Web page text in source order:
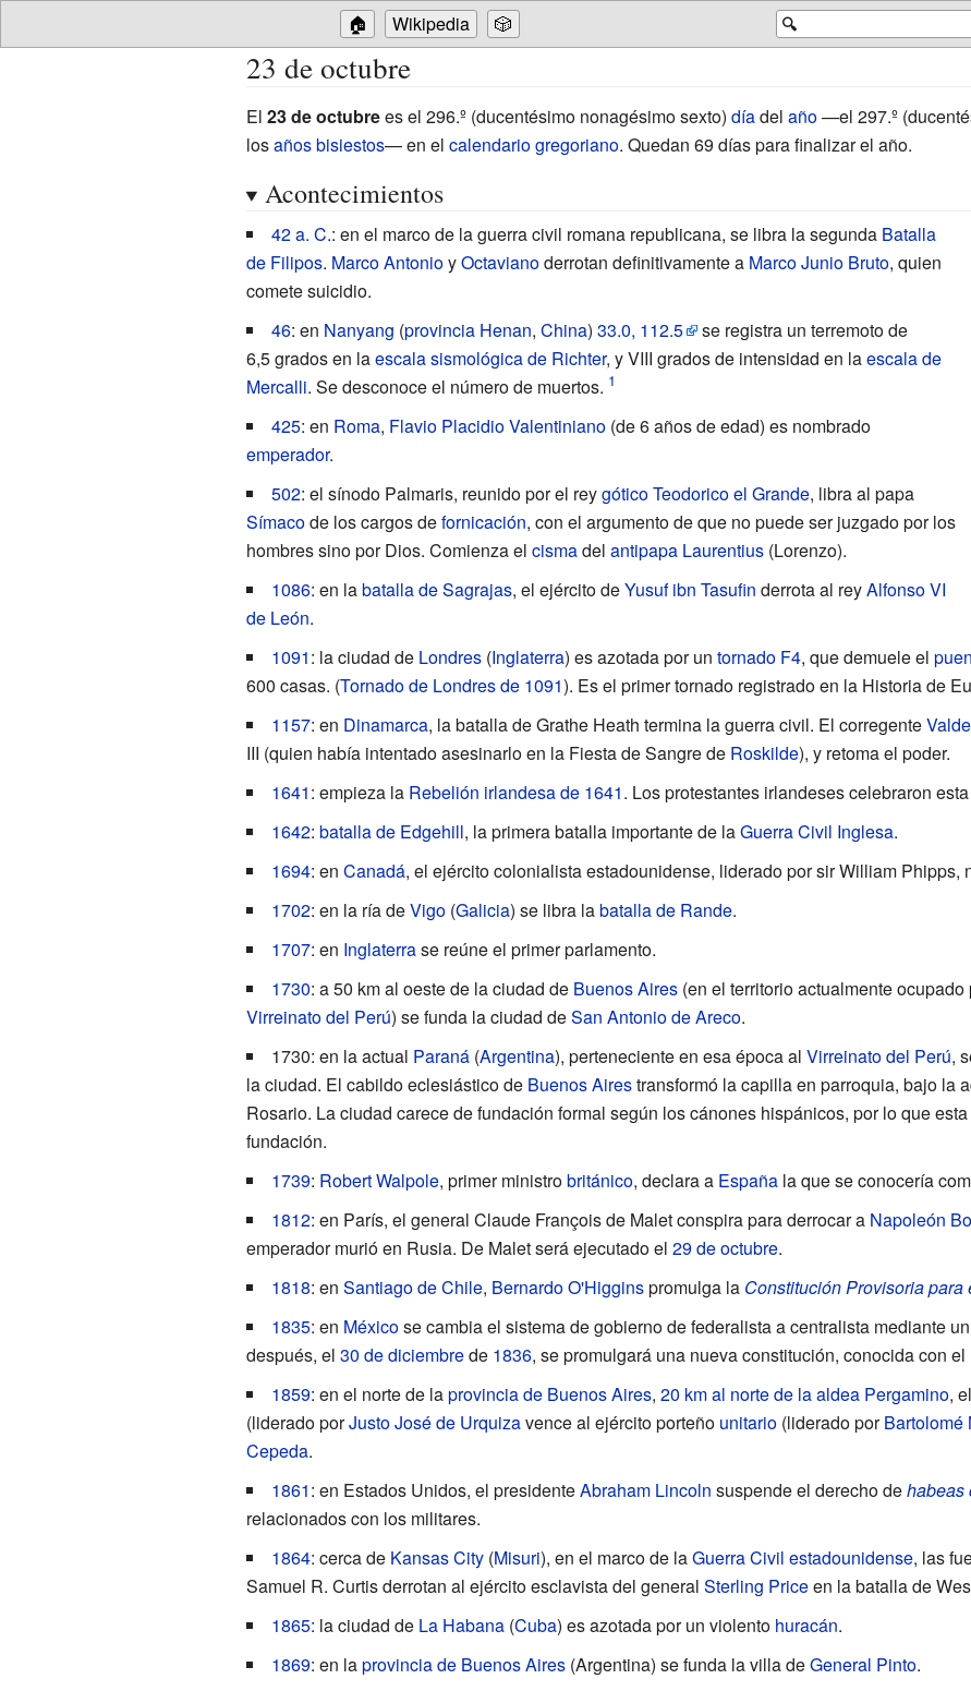
🔍
🏠 Wikipedia 🎲
23 de octubre
El 23 de octubrees el 296.º (ducentésimo nonagésimo sexto) díadel año—el 297.º
losaños bisiestos— en el calendario gregoriano. Quedan 69 días para finalizar el año.
Acontecimientos
42 a. C.: en el marco de la guerra civil romana republicana, se libra la segunda Batalla
de Filipos. Marco AntonioyOctavianoderrotan definitivamente a Marco Junio Bruto, quien
comete suicidio.
46: en Nanyang (provincia Henan, China) 33.0, 112.5 se registra un terremoto de
6,5grados en laescala sismológica de Richter, y VIII grados de intensidad en laescala de
Mercalli. Se desconoce el número de muertos.
425: en Roma, Flavio Placidio Valentiniano(de 6 años de edad) es nombrado
emperador.
502: el sínodo Palmaris, reunido por el reygóticoTeodorico el Grande, libra al papa
Símacode los cargos defornicación, con el argumento de que no puede ser juzgado por los
hombres sino por Dios. Comienza el cismadel antipapa Laurentius(Lorenzo).
1086: en labatalla de Sagrajas, el ejército deYusuf ibn Tasufin derrota al reyAlfonso VI
de León.
1091: la ciudad de Londres(Inglaterra) es azotada por un tornado F4, que demuele el
600 casas. (Tornado de Londres de 1091). Es el primer tornado registrado en la Historia de
1157: en Dinamarca, la batalla deGrathe Heath termina la guerra civil. El corregente
III (quien había intentado asesinarlo en la Fiesta de Sangre de Roskilde), y retoma el poder.
1641: empieza la Rebelión irlandesa de 1641. Los protestantes irlandeses celebraron
1642: batalla de Edgehill, la primera batalla importante de laGuerra Civil Inglesa.
1694: en Canadá, el ejército colonialista estadounidense, liderado por sir William Phipps,
1702: en la ría deVigo(Galicia) se libra labatalla de Rande.
1707: en Inglaterrase reúne el primer parlamento.
1730: a 50 km al oeste de la ciudad de Buenos Aires(en el territorio actualmente ocupado
Virreinato del Perú) se funda la ciudad deSan Antonio de Areco.
1730: en la actual Paraná(Argentina), perteneciente en esa época al Virreinato del Perú,
la ciudad. El cabildo eclesiástico de Buenos Airestransformó la capilla en parroquia, bajo la
Rosario. La ciudad carece de fundación formal según los cánones hispánicos, por lo que
fundación.
1739: Robert Walpole, primer ministrobritánico, declara a Españala que se conocería
1812: en París, el general Claude François de Maletconspira para derrocar a Napoleón
emperador murió en Rusia. De Malet será ejecutado el 29 de octubre.
1818: en Santiago de Chile, Bernardo O'Higginspromulga la Constitución Provisoria
1835: en Méxicose cambia el sistema de gobierno de federalista a centralista mediante
después, el 30 de diciembrede 1836, se promulgará una nueva constitución, conocida con el
1859: en el norte de laprovincia de Buenos Aires, 20 km al norte de la aldea Pergamino,
(liderado porJusto José de Urquizavence al ejército porteño unitario(liderado porBartolomé
Cepeda.
1861: en Estados Unidos, el presidenteAbraham Lincoln suspende el derecho dehabeas
relacionados con los militares.
1864: cerca de Kansas City(Misuri), en el marco de laGuerra Civil estadounidense, las
Samuel R. Curtisderrotan al ejército esclavista del general Sterling Priceen la batalla de
1865: la ciudad de La Habana(Cuba) es azotada por un violento huracán.
1869: en laprovincia de Buenos Aires(Argentina) se funda la villa deGeneral Pinto.